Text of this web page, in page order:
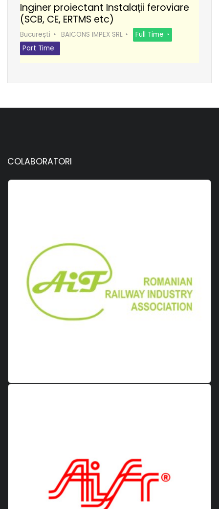
Inginer proiectant Instalații feroviare
(SCB, CE, ERTMS etc)
București BAICONS IMPEX SRL
Full Time
Part Time
COLABORATORI